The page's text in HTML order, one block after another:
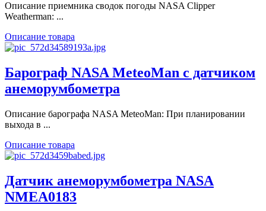
Описание приемника сводок погоды NASA Clipper
Weatherman: ...
Описание товара
Барограф NASA MeteoMan с датчиком
анеморумбометра
Описание барографа NASA MeteoMan: При планировании
выхода в ...
Описание товара
Датчик анеморумбометра NASA
NMEA0183